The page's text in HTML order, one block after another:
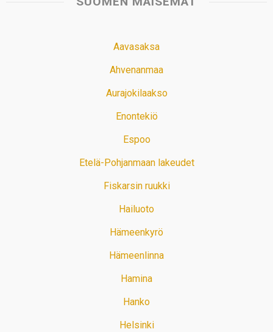
Aavasaksa
Ahvenanmaa
Aurajokilaakso
Enontekiö
Espoo
Etelä-Pohjanmaan lakeudet
Fiskarsin ruukki
Hailuoto
Hämeenkyrö
Hämeenlinna
Hamina
Hanko
Helsinki